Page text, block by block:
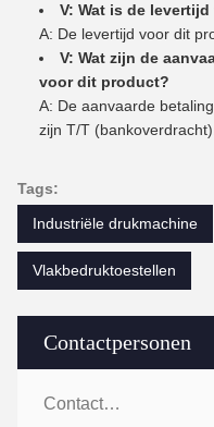
Contactpersonen
Contactpersonen:
V: Wat is de
A: De levertijd voor dit
V: Wat zijn de
voor dit product?
A: De aanvaarde
zijn T/T (bankoverdracht).
Tags:
Industriële drukmachine
Vlakbedruktoestellen